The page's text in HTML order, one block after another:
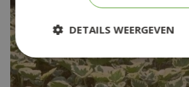
DETAILS WEERGEVEN